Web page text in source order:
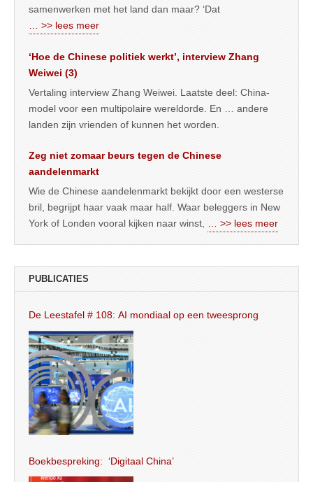
samenwerken met het land dan maar? ‘Dat
… >> lees meer
‘Hoe de Chinese politiek werkt’, interview Zhang
Weiwei (3)
Vertaling interview Zhang Weiwei. Laatste deel: China-
model voor een multipolaire wereldorde. En … andere
landen zijn vrienden of kunnen het worden.
Zeg niet zomaar beurs tegen de Chinese
aandelenmarkt
Wie de Chinese aandelenmarkt bekijkt door een westerse
bril, begrijpt haar vaak maar half. Waar beleggers in New
York of Londen vooral kijken naar winst,
… >> lees meer
PUBLICATIES
De Leestafel # 108: AI mondiaal op een tweesprong
Boekbespreking: ‘Digitaal China’